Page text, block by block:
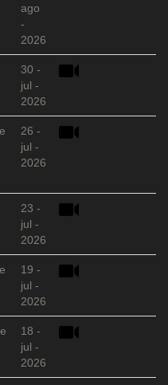
ago
-
2026
30 -
jul -
2026
26 -
jul -
2026
23 -
jul -
2026
19 -
jul -
2026
18 -
jul -
2026